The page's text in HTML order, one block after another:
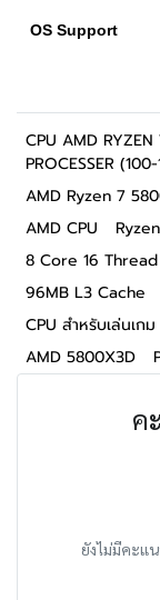
OS Support
CPU AMD
PROCESSER
AMD Ryzen 7
AMD CPU
8 Core 16 Thread
96MB L3 Cache
CPU สำหรับเล่นเกม
AMD 5800X3D
ค
ยังไม่มีคะแ